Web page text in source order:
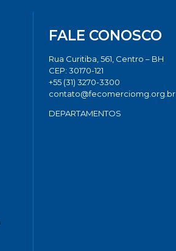
FALE CONOSCO
Rua Curitiba, 561, Centro – BH
CEP: 30170-121
+55 (31) 3270-3300
contato@fecomerciomg.org.br
DEPARTAMENTOS